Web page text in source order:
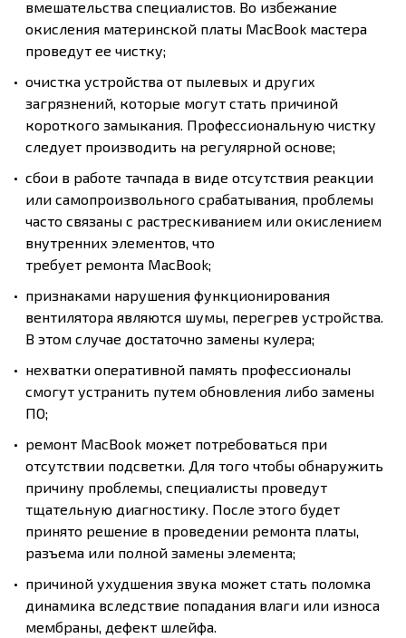
вмешательства специалистов. Во избежание
окисления материнской платы МacВook мастера
проведут ее чистку;
очистка устройства от пылевых и других
загрязнений, которые могут стать причиной
короткого замыкания. Профессиональную чистку
следует производить на регулярной основе;
сбои в работе тачпада в виде отсутствия реакции
или самопроизвольного срабатывания, проблемы
часто связаны с растрескиванием или окислением
внутренних элементов, что
требует ремонта МacВook;
признаками нарушения функционирования
вентилятора являются шумы, перегрев устройства.
В этом случае достаточно замены кулера;
нехватки оперативной память профессионалы
смогут устранить путем обновления либо замены
ПО;
ремонт МacВook может потребоваться при
отсутствии подсветки. Для того чтобы обнаружить
причину проблемы, специалисты проведут
тщательную диагностику. После этого будет
принято решение в проведении ремонта платы,
разъема или полной замены элемента;
причиной ухудшения звука может стать поломка
динамика вследствие попадания влаги или износа
мембраны, дефект шлейфа.